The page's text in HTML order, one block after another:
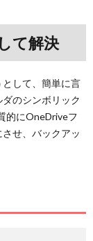
て解決
して、簡単に言
のシンボリック
的にOneDriveフ
せ、バックアッ